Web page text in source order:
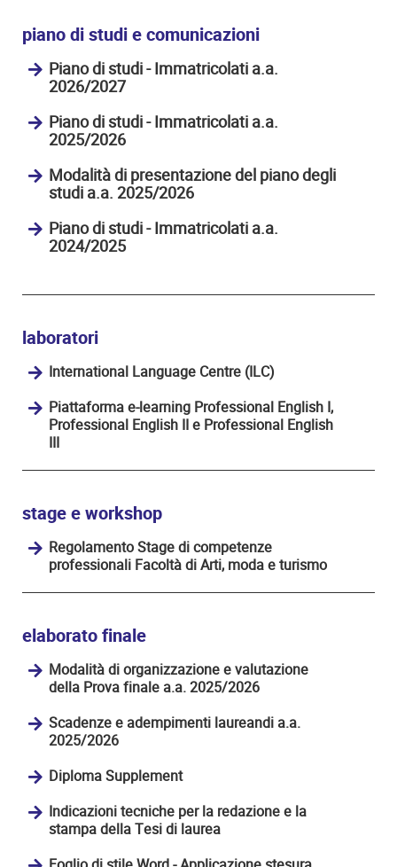
piano di studi e comunicazioni
Piano di studi - Immatricolati a.a.
2026/2027
Piano di studi - Immatricolati a.a.
2025/2026
Modalità di presentazione del piano degli
studi a.a. 2025/2026
Piano di studi - Immatricolati a.a.
2024/2025
laboratori
International Language Centre (ILC)
Piattaforma e-learning Professional English I,
Professional English II e Professional English
III
stage e workshop
Regolamento Stage di competenze
professionali Facoltà di Arti, moda e turismo
elaborato finale
Modalità di organizzazione e valutazione
della Prova finale a.a. 2025/2026
Scadenze e adempimenti laureandi a.a.
2025/2026
Diploma Supplement
Indicazioni tecniche per la redazione e la
stampa della Tesi di laurea